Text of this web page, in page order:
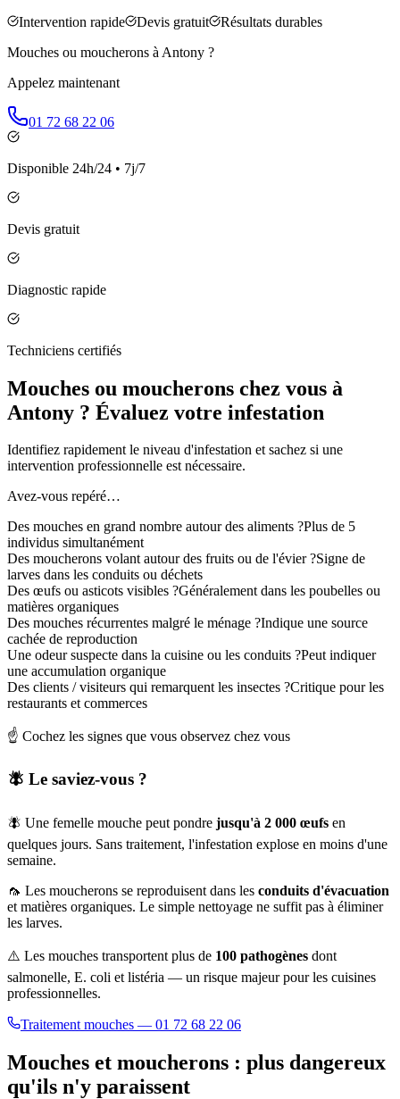
Intervention rapide
Devis gratuit
Résultats durables
Mouches ou moucherons à Antony ?
Appelez maintenant
01 72 68 22 06
Disponible 24h/24 • 7j/7
Devis gratuit
Diagnostic rapide
Techniciens certifiés
Mouches ou moucherons chez vous à
Antony ? Évaluez votre infestation
Identifiez rapidement le niveau d'infestation et sachez si une
intervention professionnelle est nécessaire.
Avez-vous repéré…
Des mouches en grand nombre autour des aliments ?Plus de 5
individus simultanément
Des moucherons volant autour des fruits ou de l'évier ?Signe de
larves dans les conduits ou déchets
Des œufs ou asticots visibles ?Généralement dans les poubelles ou
matières organiques
Des mouches récurrentes malgré le ménage ?Indique une source
cachée de reproduction
Une odeur suspecte dans la cuisine ou les conduits ?Peut indiquer
une accumulation organique
Des clients / visiteurs qui remarquent les insectes ?Critique pour les
restaurants et commerces
☝️ Cochez les signes que vous observez chez vous
🪰 Le saviez-vous ?
🪰 Une femelle mouche peut pondre jusqu'à 2 000 œufs en
quelques jours. Sans traitement, l'infestation explose en moins d'une
semaine.
🦟 Les moucherons se reproduisent dans les conduits d'évacuation
et matières organiques. Le simple nettoyage ne suffit pas à éliminer
les larves.
⚠️ Les mouches transportent plus de 100 pathogènes dont
salmonelle, E. coli et listéria — un risque majeur pour les cuisines
professionnelles.
Traitement mouches — 01 72 68 22 06
Mouches et moucherons : plus dangereux
qu'ils n'y paraissent